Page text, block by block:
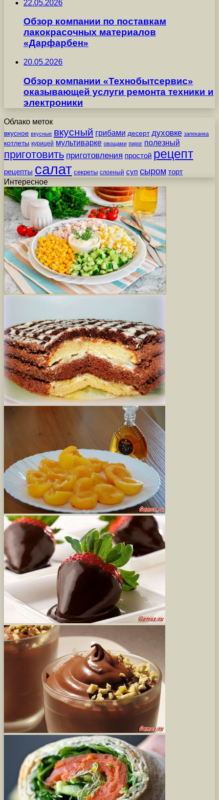
22.05.2026
Обзор компании по поставкам
лакокрасочных материалов
«Дарфарбен»
20.05.2026
Обзор компании «Технобытсервис»
оказывающей услуги ремонта техники и
электроники
Облако меток
вкусное вкусные вкусный грибами десерт духовке запеканка
котлеты курицей мультиварке овощами пирог полезный
приготовить приготовления простой рецепт
рецепты салат секреты слоеный суп сыром торт
Интересное